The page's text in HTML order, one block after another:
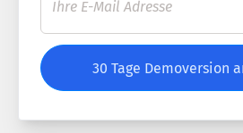
30 Tage Demoversion